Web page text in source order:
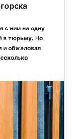
с ним на одну
в тюрьму. Но
и обжаловал